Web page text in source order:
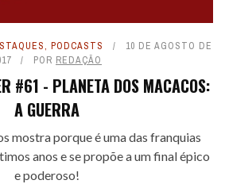
, PODCASTS
10 DE AGOSTO DE
POR REDAÇÃO
#61 - PLANETA DOS MACACOS:
A GUERRA
mostra porque é uma das franquias
anos e se propõe a um final épico
e poderoso!